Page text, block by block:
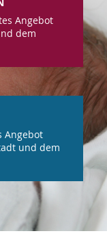
Angebot
dem
Angebot
und dem